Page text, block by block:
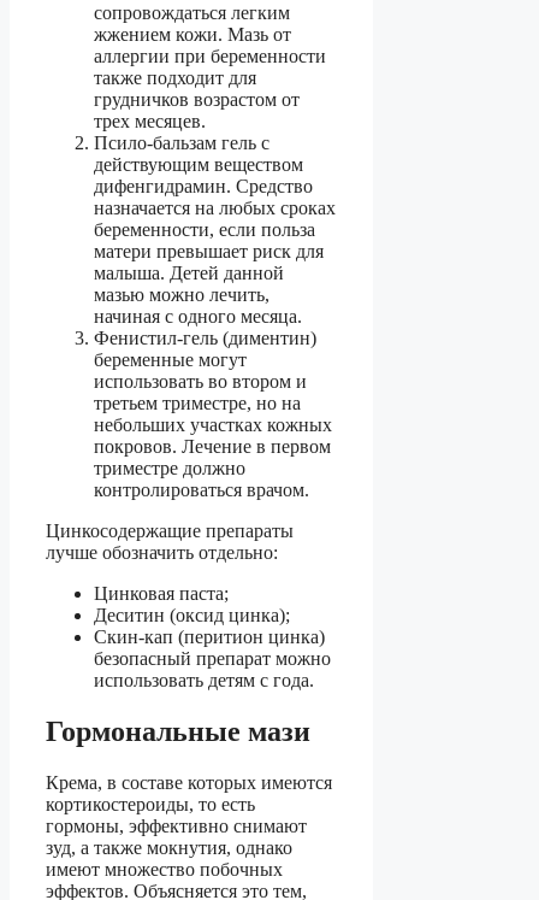
сопровождаться легким
жжением кожи. Мазь от
аллергии при беременности
также подходит для
грудничков возрастом от
трех месяцев.
Псило-бальзам гель с
действующим веществом
дифенгидрамин. Средство
назначается на любых сроках
беременности, если польза
матери превышает риск для
малыша. Детей данной
мазью можно лечить,
начиная с одного месяца.
Фенистил-гель (диментин)
беременные могут
использовать во втором и
третьем триместре, но на
небольших участках кожных
покровов. Лечение в первом
триместре должно
контролироваться врачом.
Цинкосодержащие препараты
лучше обозначить отдельно:
Цинковая паста;
Деситин (оксид цинка);
Скин-кап (перитион цинка)
безопасный препарат можно
использовать детям с года.
Гормональные мази
Крема, в составе которых имеются
кортикостероиды, то есть
гормоны, эффективно снимают
зуд, а также мокнутия, однако
имеют множество побочных
эффектов. Объясняется это тем,